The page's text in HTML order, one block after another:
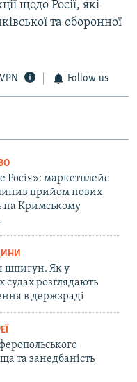
щодо Росії, які
та оборонної
Follow us
Росія»: маркетплейс
прийом нових
на Кримському
шпигун. Як у
судах розглядають
в держзраді
та занедбаність